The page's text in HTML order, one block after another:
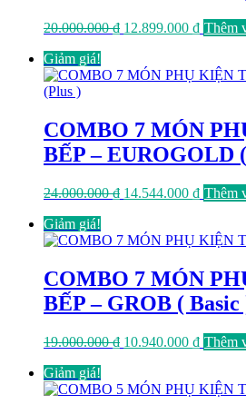
20.000.000₫ Giá
20.000.000 ₫.
12.899.000 ₫Giá
là:
Thêm
Giảm giá!
COMBO 7 MÓN
BẾP – EUROGOLD
24.000.000₫ Giá
24.000.000 ₫.
14.544.000 ₫Giá
là:
Thêm
Giảm giá!
COMBO 7 MÓN
BẾP – GROB ( Basic
19.000.000₫ Giá
19.000.000 ₫.
10.940.000 ₫Giá
là:
Thêm
Giảm giá!